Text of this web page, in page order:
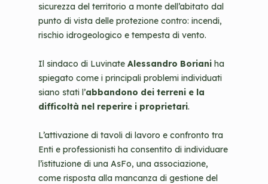
sicurezza del territorio a monte dell’abitato dal
punto di vista delle protezione contro: incendi,
rischio idrogeologico e tempesta di vento.
Il sindaco di Luvinate Alessandro Boriani ha
spiegato come i principali problemi individuati
siano stati l’abbandono dei terreni e la
difficoltà nel reperire i proprietari.
L’attivazione di tavoli di lavoro e confronto tra
Enti e professionisti ha consentito di individuare
l’istituzione di una AsFo, una associazione,
come risposta alla mancanza di gestione del